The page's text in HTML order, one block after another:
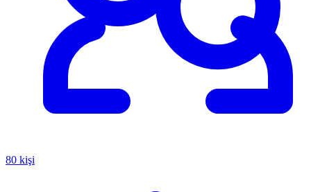
80 kişi